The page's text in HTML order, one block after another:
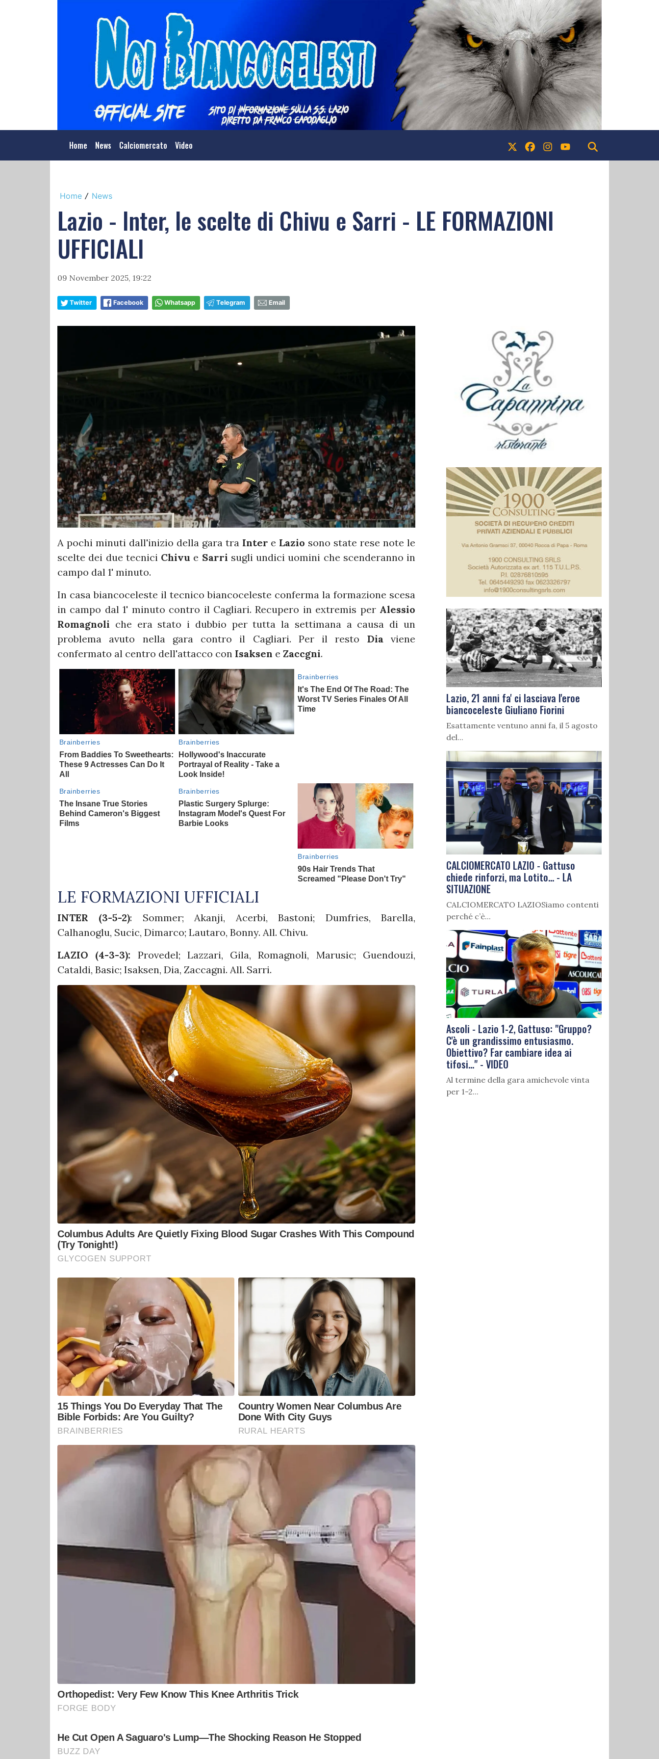
Home News Calciomercato Video
Home / News
Lazio - Inter, le scelte di Chivu e Sarri - LE FORMAZIONI
UFFICIALI
09 November 2025, 19:22
Twitter Facebook Whatsapp Telegram Email
A pochi minuti dall'inizio della gara tra Inter e Lazio sono state rese note le
scelte dei due tecnici Chivu e Sarri sugli undici uomini che scenderanno in
campo dal 1' minuto.
In casa biancoceleste il tecnico biancoceleste conferma la formazione scesa
in campo dal 1' minuto contro il Cagliari. Recupero in extremis per Alessio
Romagnoli che era stato i dubbio per tutta la settimana a causa di un
problema avuto nella gara contro il Cagliari. Per il resto Diaviene
confermato al centro dell'attacco con Isaksen e Zaccgni.
LE FORMAZIONI UFFICIALI
INTER (3-5-2): Sommer; Akanji, Acerbi, Bastoni; Dumfries, Barella,
Calhanoglu, Sucic, Dimarco; Lautaro, Bonny. All. Chivu.
LAZIO (4-3-3): Provedel; Lazzari, Gila, Romagnoli, Marusic; Guendouzi,
Cataldi, Basic; Isaksen, Dia, Zaccagni. All. Sarri.
Lazio, 21 anni fa' ci lasciava l'eroe
biancoceleste Giuliano Fiorini
Esattamente ventuno anni fa, il 5 agosto
del...
CALCIOMERCATO LAZIO - Gattuso
chiede rinforzi, ma Lotito... - LA
SITUAZIONE
CALCIOMERCATO LAZIOSiamo contenti
perché c’è...
Ascoli - Lazio 1-2, Gattuso: "Gruppo?
C'è un grandissimo entusiasmo.
Obiettivo? Far cambiare idea ai
tifosi..." - VIDEO
Al termine della gara amichevole vinta
per 1-2...